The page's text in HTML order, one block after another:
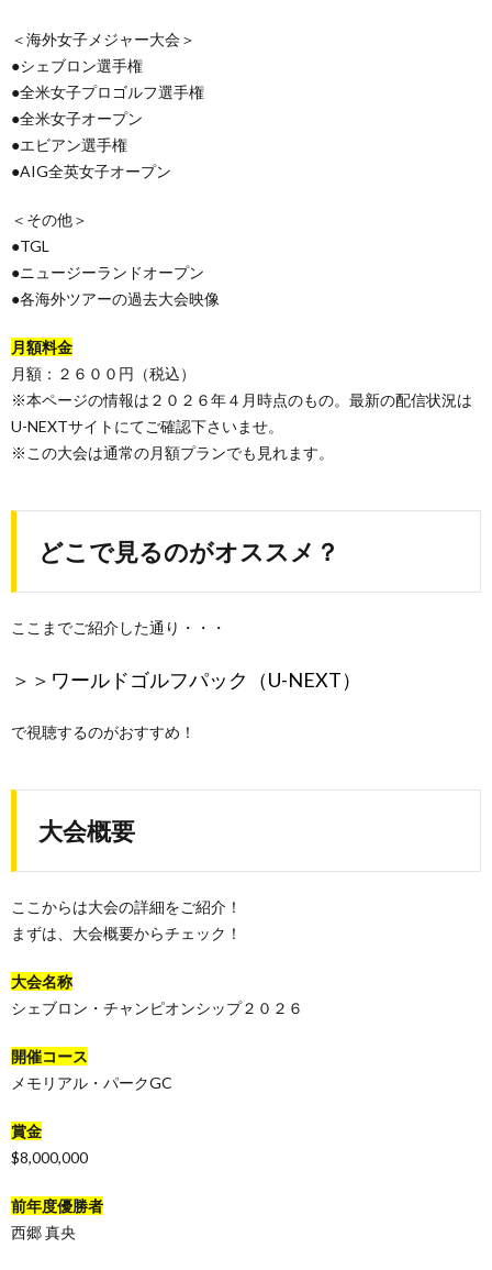
＜海外女子メジャー大会＞
●シェブロン選手権
●全米女子プロゴルフ選手権
●全米女子オープン
●エビアン選手権
●AIG全英女子オープン
＜その他＞
●TGL
●ニュージーランドオープン
●各海外ツアーの過去大会映像
月額料金
月額：２６００円（税込）
※本ページの情報は２０２６年４月時点のもの。最新の配信状況は
U-NEXTサイトにてご確認下さいませ。
※この大会は通常の月額プランでも見れます。
どこで見るのがオススメ？
ここまでご紹介した通り・・・
＞＞ ワールドゴルフパック（U-NEXT）
で視聴するのがおすすめ！
大会概要
ここからは大会の詳細をご紹介！
まずは、大会概要からチェック！
大会名称
シェブロン・チャンピオンシップ２０２６
開催コース
メモリアル・パークGC
賞金
$8,000,000
前年度優勝者
西郷 真央